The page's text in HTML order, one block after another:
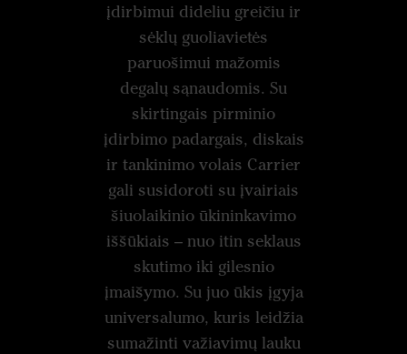
įdirbimui dideliu greičiu ir
sėklų guoliavietės
paruošimui mažomis
degalų sąnaudomis. Su
skirtingais pirminio
įdirbimo padargais, diskais
ir tankinimo volais Carrier
gali susidoroti su įvairiais
šiuolaikinio ūkininkavimo
iššūkiais – nuo itin seklaus
skutimo iki gilesnio
įmaišymo. Su juo ūkis įgyja
universalumo, kuris leidžia
sumažinti važiavimų lauku